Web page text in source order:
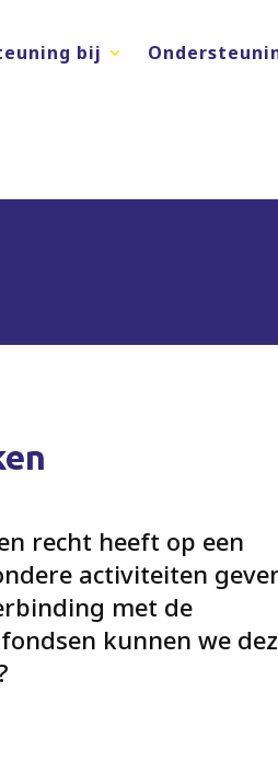
bij
recht heeft op een
activiteiten
met de
kunnen we